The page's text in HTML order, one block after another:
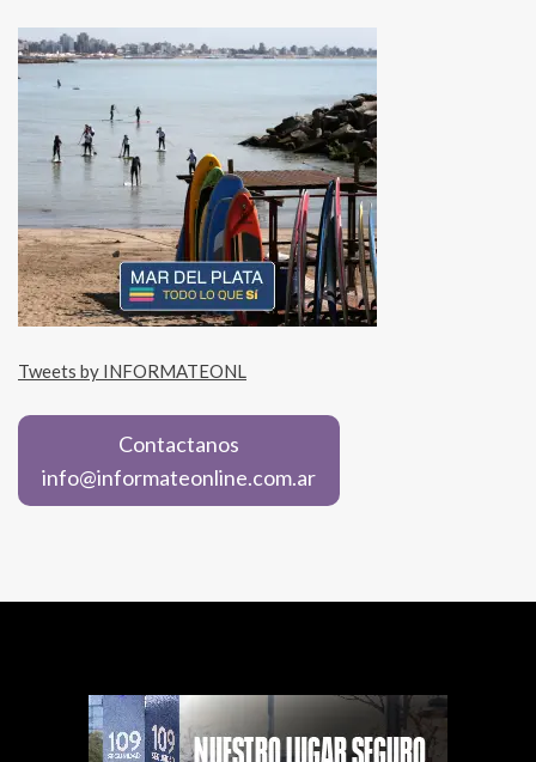
Tweets by INFORMATEONL
Contactanos
info@informateonline.com.ar